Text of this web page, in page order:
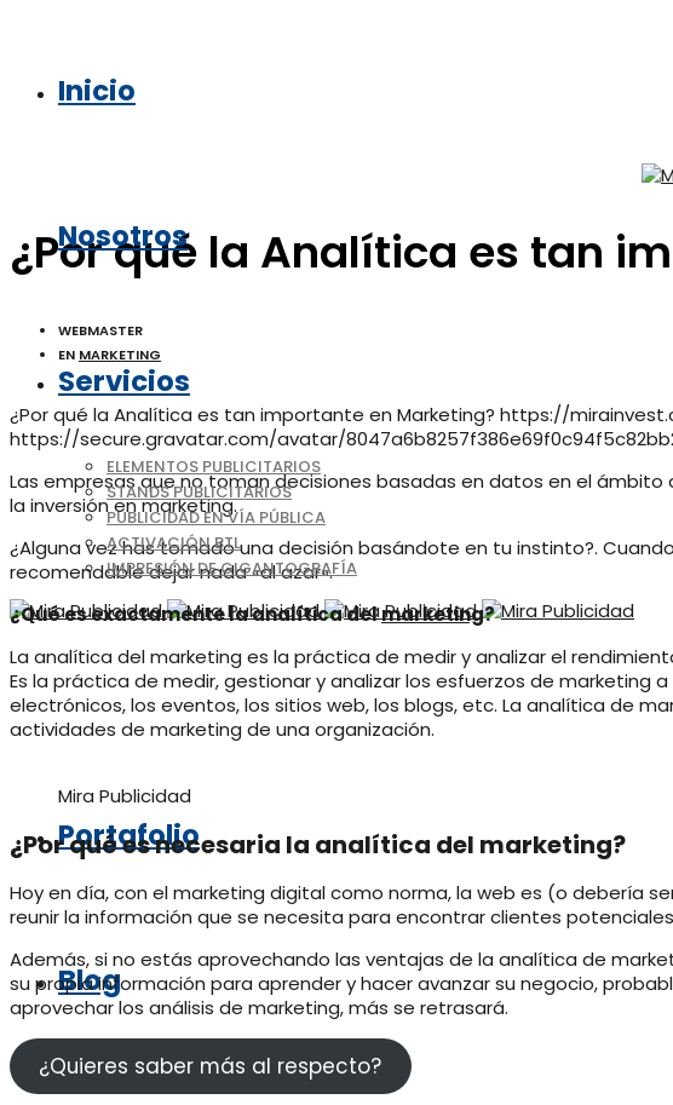
Inicio
Nosotros
Servicios
ELEMENTOS PUBLICITARIOS
STANDS PUBLICITARIOS
PUBLICIDAD EN VÍA PÚBLICA
ACTIVACIÓN BTL
IMPRESIÓN DE GIGANTOGRAFÍA
Portafolio
Blog
¿Por qué la Analítica es tan
WEBMASTER
EN MARKETING
¿Por qué la Analítica es tan importante en Marketing? https://
https://secure.gravatar.com/avatar/
Las empresas que no toman decisiones basadas en datos en el
la inversión en marketing.
¿Alguna vez has tomado una decisión basándote en tu instinto?.
recomendable dejar nada «al azar».
¿Qué es exactamente la analítica delmarketing?
La analítica del marketing es la práctica de medir y analizar el
Es la práctica de medir, gestionar y analizar los esfuerzos de
electrónicos, los eventos, los sitios web, los blogs, etc. La analítica de
actividades de marketing de una organización.
Mira Publicidad
¿Por qué es necesaria la analítica del marketing?
Hoy en día, con el marketing digital como norma, la web es (o debería
reunir la información que se necesita para encontrar clientes
Además, si no estás aprovechando las ventajas de la analítica de
su propia información para aprender y hacer avanzar su negocio,
aprovechar los análisis de marketing, más se retrasará.
¿Quieres saber más al respecto?